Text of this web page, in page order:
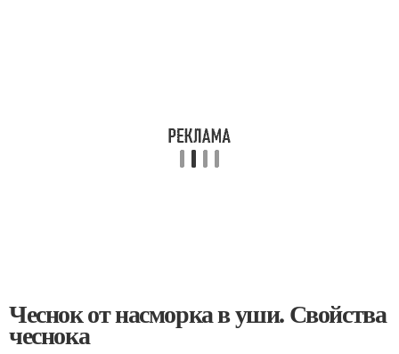
Чеснок от насморка в уши. Свойства
чеснока